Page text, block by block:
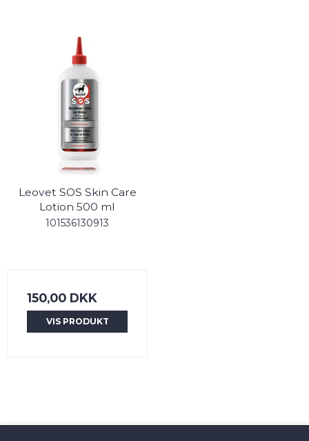
Leovet SOS Skin Care
Lotion 500 ml
101536130913
150,00 DKK
VIS PRODUKT